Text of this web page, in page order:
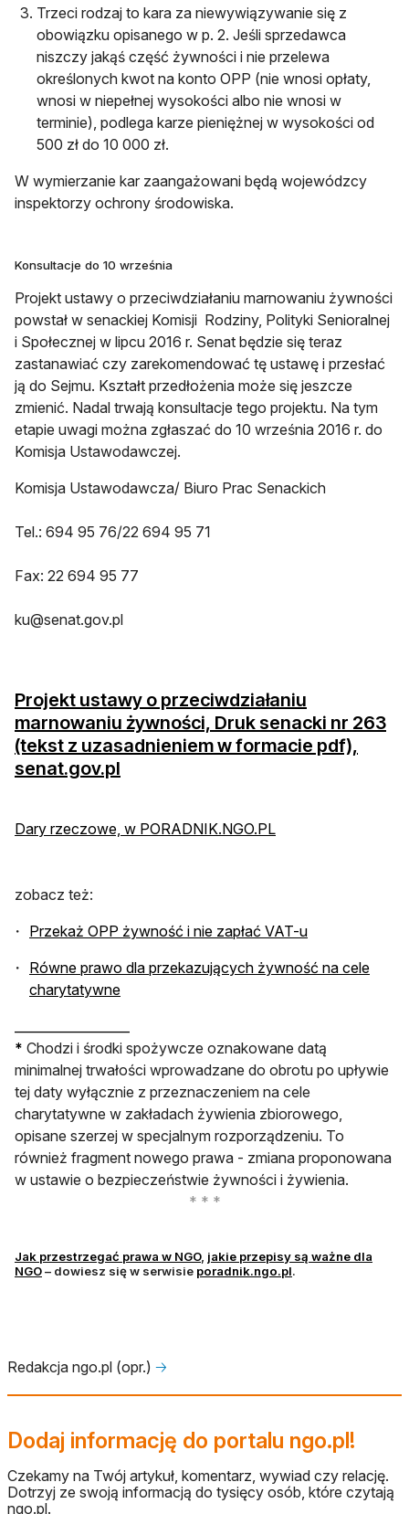
Trzeci rodzaj to kara za niewywiązywanie się z
obowiązku opisanego w p. 2. Jeśli sprzedawca
niszczy jakąś część żywności i nie przelewa
określonych kwot na konto OPP (nie wnosi opłaty,
wnosi w niepełnej wysokości albo nie wnosi w
terminie), podlega karze pieniężnej w wysokości od
500 zł do 10 000 zł.
W wymierzanie kar zaangażowani będą wojewódzcy
inspektorzy ochrony środowiska.
Konsultacje do 10 września
Projekt ustawy o przeciwdziałaniu marnowaniu żywności
powstał w senackiej Komisji Rodziny, Polityki Senioralnej
i Społecznej w lipcu 2016 r. Senat będzie się teraz
zastanawiać czy zarekomendować tę ustawę i przesłać
ją do Sejmu. Kształt przedłożenia może się jeszcze
zmienić. Nadal trwają konsultacje tego projektu. Na tym
etapie uwagi można zgłaszać do 10 września 2016 r. do
Komisja Ustawodawczej.
Komisja Ustawodawcza/ Biuro Prac Senackich
Tel.: 694 95 76/22 694 95 71
Fax: 22 694 95 77
ku@senat.gov.pl
Projekt ustawy o przeciwdziałaniu
marnowaniu żywności, Druk senacki nr 263
(tekst z uzasadnieniem w formacie pdf),
senat.gov.pl
Dary rzeczowe, w PORADNIK.NGO.PL
zobacz też:
Przekaż OPP żywność i nie zapłać VAT-uotwiera się w
Równe prawo dla przekazujących żywność na cele
charytatywneotwiera się w nowej karcie
* Chodzi i środki spożywcze oznakowane datą
minimalnej trwałości wprowadzane do obrotu po upływie
tej daty wyłącznie z przeznaczeniem na cele
charytatywne w zakładach żywienia zbiorowego,
opisane szerzej w specjalnym rozporządzeniu. To
również fragment nowego prawa - zmiana proponowana
w ustawie o bezpieczeństwie żywności i żywienia.
Jak przestrzegać prawa w NGOotwiera się w nowej karcie
, jakie przepisy są ważne dla
NGOotwiera się w nowej karcie
– dowiesz się w serwisie poradnik.ngo.pl.
Redakcja ngo.pl (opr.) 🡢
Dodaj informację do portalu ngo.pl!
Czekamy na Twój artykuł, komentarz, wywiad czy relację.
Dotrzyj ze swoją informacją do tysięcy osób, które czytają
ngo.pl.